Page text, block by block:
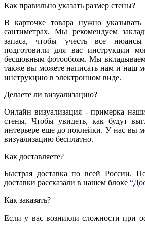
Как правильно указать размер стены?
В карточке товара нужно
сантиметрах. Мы рекомендуем
запаса, чтобы учесть все
подготовили для вас инструкции
бесшовным фотообоям. Мы
также вы можете написать нам и наш
инструкцию в электронном виде.
Делаете ли визуализацию?
Онлайн визуализация - примерка
стены. Чтобы увидеть, как будут
интерьере еще до поклейки. У нас вы
визуализацию бесплатно.
Как доставляете?
Быстрая доставка по всей России.
доставки рассказали в нашем блоке
Как заказать?
Если у вас возникли сложности при